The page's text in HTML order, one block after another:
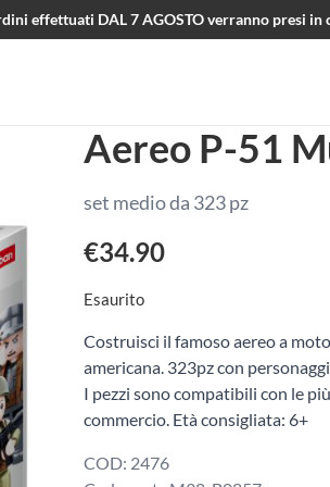
effettuati DAL 7 AGOSTO verranno presi in
Aereo P-51
set medio da 323 pz
€34.90
Esaurito
Costruisci il famoso aereo a
americana. 323pz con
I pezzi sono compatibili con le
commercio. Età consigliata: 6+
COD: 2476